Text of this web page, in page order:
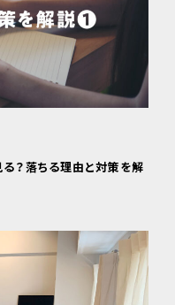
？落ちる理由と対策を解